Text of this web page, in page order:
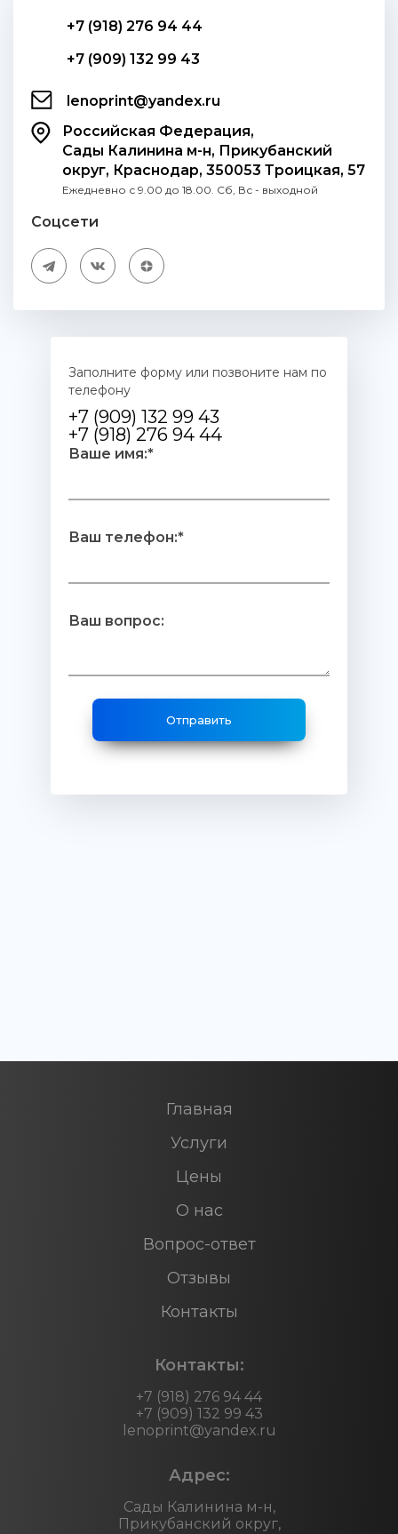
+7 (918) 276 94 44
+7 (909) 132 99 43
lenoprint@yandex.ru
Российская Федерация,
Сады Калинина м-н, Прикубанский
округ, Краснодар, 350053 Троицкая, 57
Ежедневно с 9.00 до 18.00. Сб, Вс - выходной
Соцсети
Заполните форму или позвоните нам по
телефону
+7 (909) 132 99 43
+7 (918) 276 94 44
Ваше имя:*
Ваш телефон:*
Ваш вопрос:
Контакты:
+7 (918) 276 94 44
+7 (909) 132 99 43
lenoprint@yandex.ru
Адрес:
Сады Калинина м-н,
Прикубанский округ,
Главная
Услуги
Цены
О нас
Вопрос-ответ
Отзывы
Контакты